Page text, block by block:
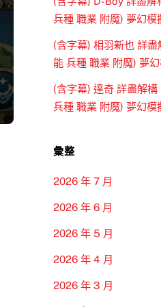
兵種 職業 附魔) 夢幻模
(含字幕) 相羽新也 詳
能 兵種 職業 附魔) 夢
(含字幕) 達奇 詳盡解
兵種 職業 附魔) 夢幻模
彙整
2026 年 7 月
2026 年 6 月
2026 年 5 月
2026 年 4 月
2026 年 3 月